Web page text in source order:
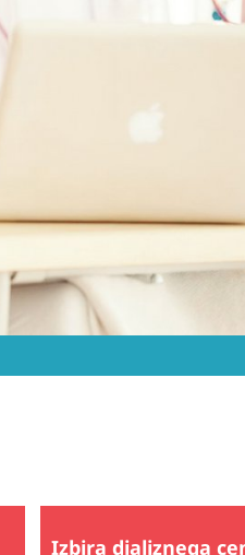
Izbira dializnega